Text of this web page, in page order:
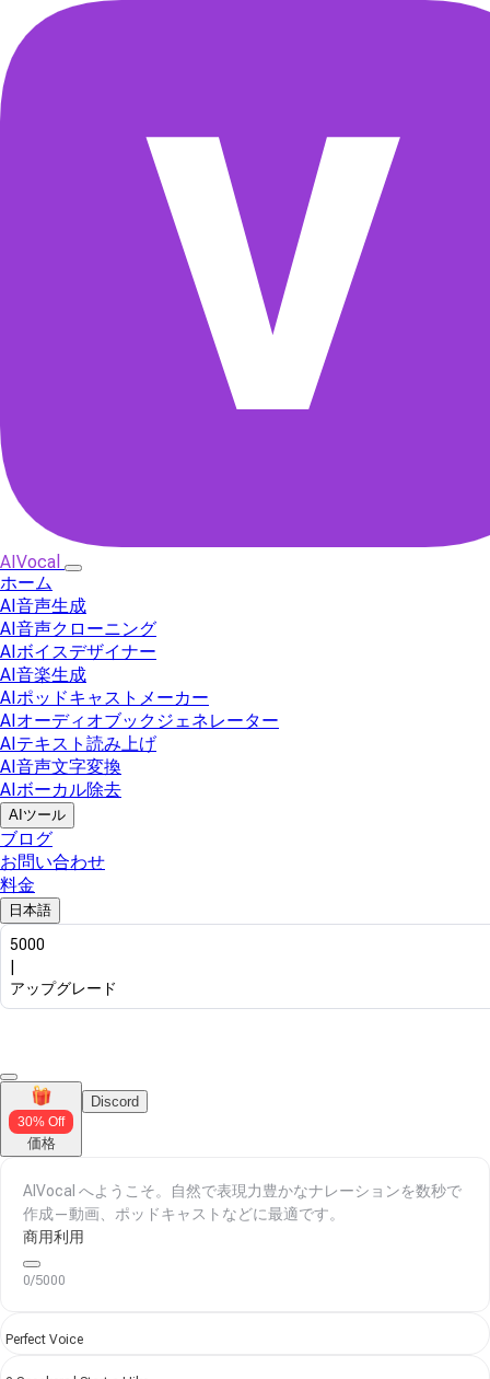
AIVocal
ホーム
AI音声生成
AI音声クローニング
AIボイスデザイナー
AI音楽生成
AIポッドキャストメーカー
AIオーディオブックジェネレーター
AIテキスト読み上げ
AI音声文字変換
AIボーカル除去
AIツール
ブログ
お問い合わせ
料金
日本語
5000
アップグレード
30% Off
価格
Discord
商用利用
0/5000
Perfect Voice